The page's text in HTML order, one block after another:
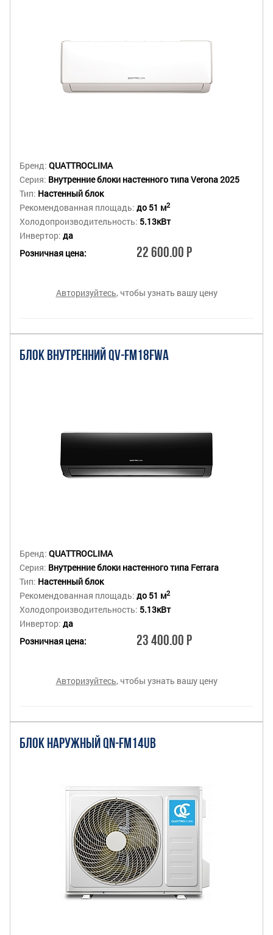
Бренд: QUATTROCLIMA
Серия: Внутренние блоки настенного типа Verona 2025
Тип: Настенный блок
Рекомендованная площадь: до 51 м2
Холодопроизводительность: 5.13кВт
Инвертор: да
Розничная цена:
22 600.00 Р
Авторизуйтесь, чтобы узнать вашу цену
БЛОК ВНУТРЕННИЙ QV-FM18FWA
Бренд: QUATTROCLIMA
Серия: Внутренние блоки настенного типа Ferrara
Тип: Настенный блок
Рекомендованная площадь: до 51 м2
Холодопроизводительность: 5.13кВт
Инвертор: да
Розничная цена:
23 400.00 Р
Авторизуйтесь, чтобы узнать вашу цену
БЛОК НАРУЖНЫЙ QN-FM14UB